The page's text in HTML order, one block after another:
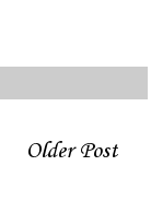
Older Post